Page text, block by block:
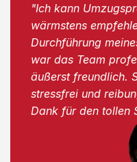
"Ich kann
wärmstens
Durchführung
war das Team
äußerst freundlich.
stressfrei und
Dank für den tollen